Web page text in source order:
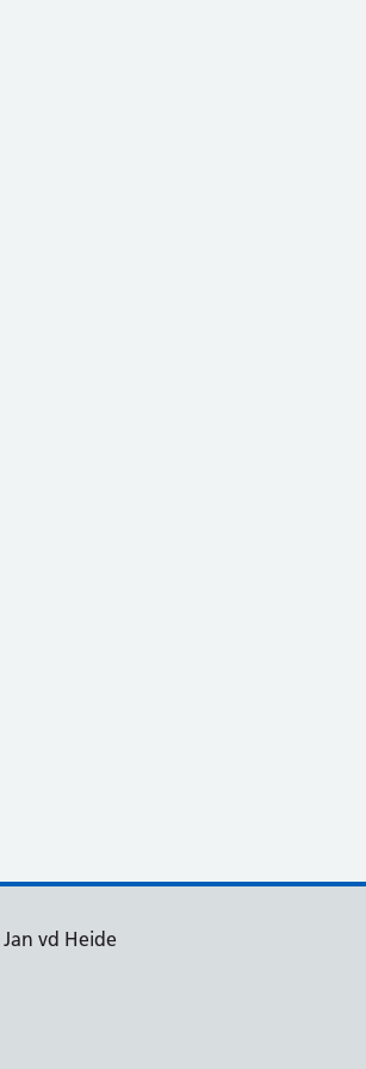
maken.
vd Heide